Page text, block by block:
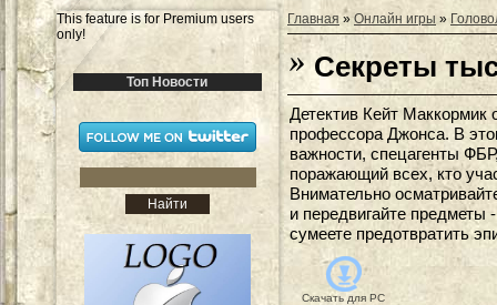
This feature is for Premium users
only!
Топ Новости
Главная » Онлайн игры »
Секреты
Детектив Кейт Маккормик
профессора Джонса. В
важности, спецагенты
поражающий всех, кто
Внимательно
и передвигайте
сумеете предотвратить
Скачать для PC